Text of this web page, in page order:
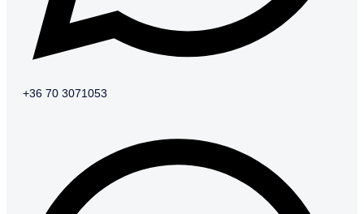
+36 70 3071053